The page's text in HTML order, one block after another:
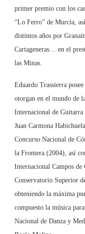
primer premio con los
“Lo Ferro” de Murcia,
distintos años por
Cartageneras… en el
las Minas.
Eduardo Trassierra
otorgan en el mundo de
Internacional de
Juan Carmona
Concurso Nacional de
la Frontera (2004), así
Internacional Campos de
Conservatorio Superior
obteniendo la máxima
compuesto la música
Nacional de Danza y